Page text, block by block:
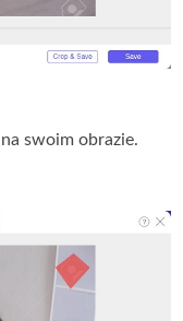
swoim obrazie.